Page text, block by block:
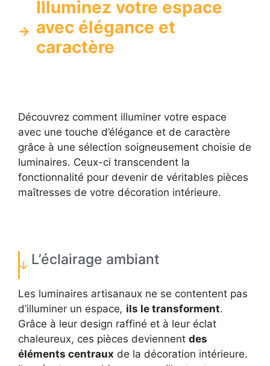
Illuminez votre espace
avec élégance et
caractère
Découvrez comment illuminer votre espace
avec une touche d’élégance et de caractère
grâce à une sélection soigneusement choisie de
luminaires. Ceux-ci transcendent la
fonctionnalité pour devenir de véritables pièces
maîtresses de votre décoration intérieure.
L’éclairage ambiant
Les luminaires artisanaux ne se contentent pas
d’illuminer un espace, ils le transforment.
Grâce à leur design raffiné et à leur éclat
chaleureux, ces pièces deviennent des
éléments centraux de la décoration intérieure.